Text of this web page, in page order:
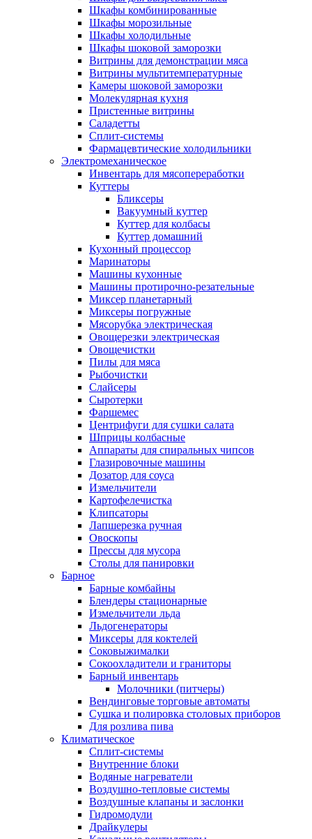
Шкафы комбинированные
Шкафы морозильные
Шкафы холодильные
Шкафы шоковой заморозки
Витрины для демонстрации мяса
Витрины мультитемпературные
Камеры шоковой заморозки
Молекулярная кухня
Пристенные витрины
Саладетты
Сплит-системы
Фармацевтические холодильники
Электромеханическое
Инвентарь для мясопереработки
Куттеры
Бликсеры
Вакуумный куттер
Куттер для колбасы
Куттер домашний
Кухонный процессор
Маринаторы
Машины кухонные
Машины протирочно-резательные
Миксер планетарный
Миксеры погружные
Мясорубка электрическая
Овощерезки электрическая
Овощечистки
Пилы для мяса
Рыбочистки
Слайсеры
Сыротерки
Фаршемес
Центрифуги для сушки салата
Шприцы колбасные
Аппараты для спиральных чипсов
Глазировочные машины
Дозатор для соуса
Измельчители
Картофелечистка
Клипсаторы
Лапшерезка ручная
Овоскопы
Прессы для мусора
Столы для панировки
Барное
Барные комбайны
Блендеры стационарные
Измельчители льда
Льдогенераторы
Миксеры для коктелей
Соковыжималки
Сокоохладители и граниторы
Барный инвентарь
Молочники (питчеры)
Вендинговые торговые автоматы
Сушка и полировка столовых приборов
Для розлива пива
Климатическое
Сплит-системы
Внутренние блоки
Водяные нагреватели
Воздушно-тепловые системы
Воздушные клапаны и заслонки
Гидромодули
Драйкулеры